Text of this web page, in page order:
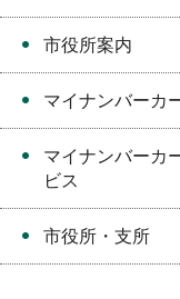
市役所案内
マイナンバーカ
マイナンバーカ
ビス
市役所・支所